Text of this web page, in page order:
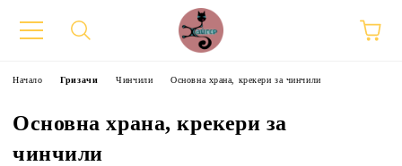
Начало Гризачи Чинчили Основна храна, крекери за чинчили
Основна храна, крекери за
чинчили